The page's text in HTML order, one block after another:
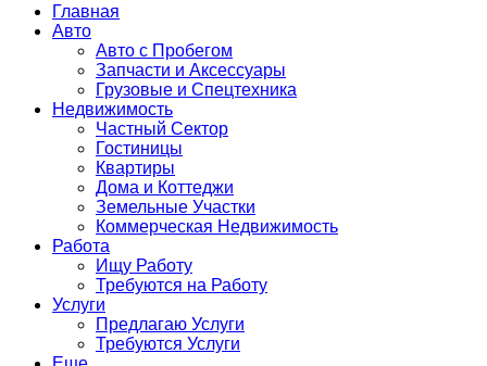
Главная
Авто
Авто с Пробегом
Запчасти и Аксессуары
Грузовые и Спецтехника
Недвижимость
Частный Сектор
Гостиницы
Квартиры
Дома и Коттеджи
Земельные Участки
Коммерческая Недвижимость
Работа
Ищу Работу
Требуются на Работу
Услуги
Предлагаю Услуги
Требуются Услуги